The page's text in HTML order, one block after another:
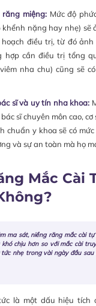
miệng: Mức độ
khểnh nặng hay nhẹ) sẽ
điều trị, từ đó ảnh
hợp cần điều trị tổng
nha chu) cũng sẽ
sĩ và uy tín nha khoa:
sĩ chuyên môn cao,
chuẩn y khoa sẽ có
và sự an toàn mà họ
Mắc Cài
ma sát, niềng răng mắc cài
chịu hơn so với mắc cài
nhẹ trong vài ngày đầu sau
là một dấu hiệu tích